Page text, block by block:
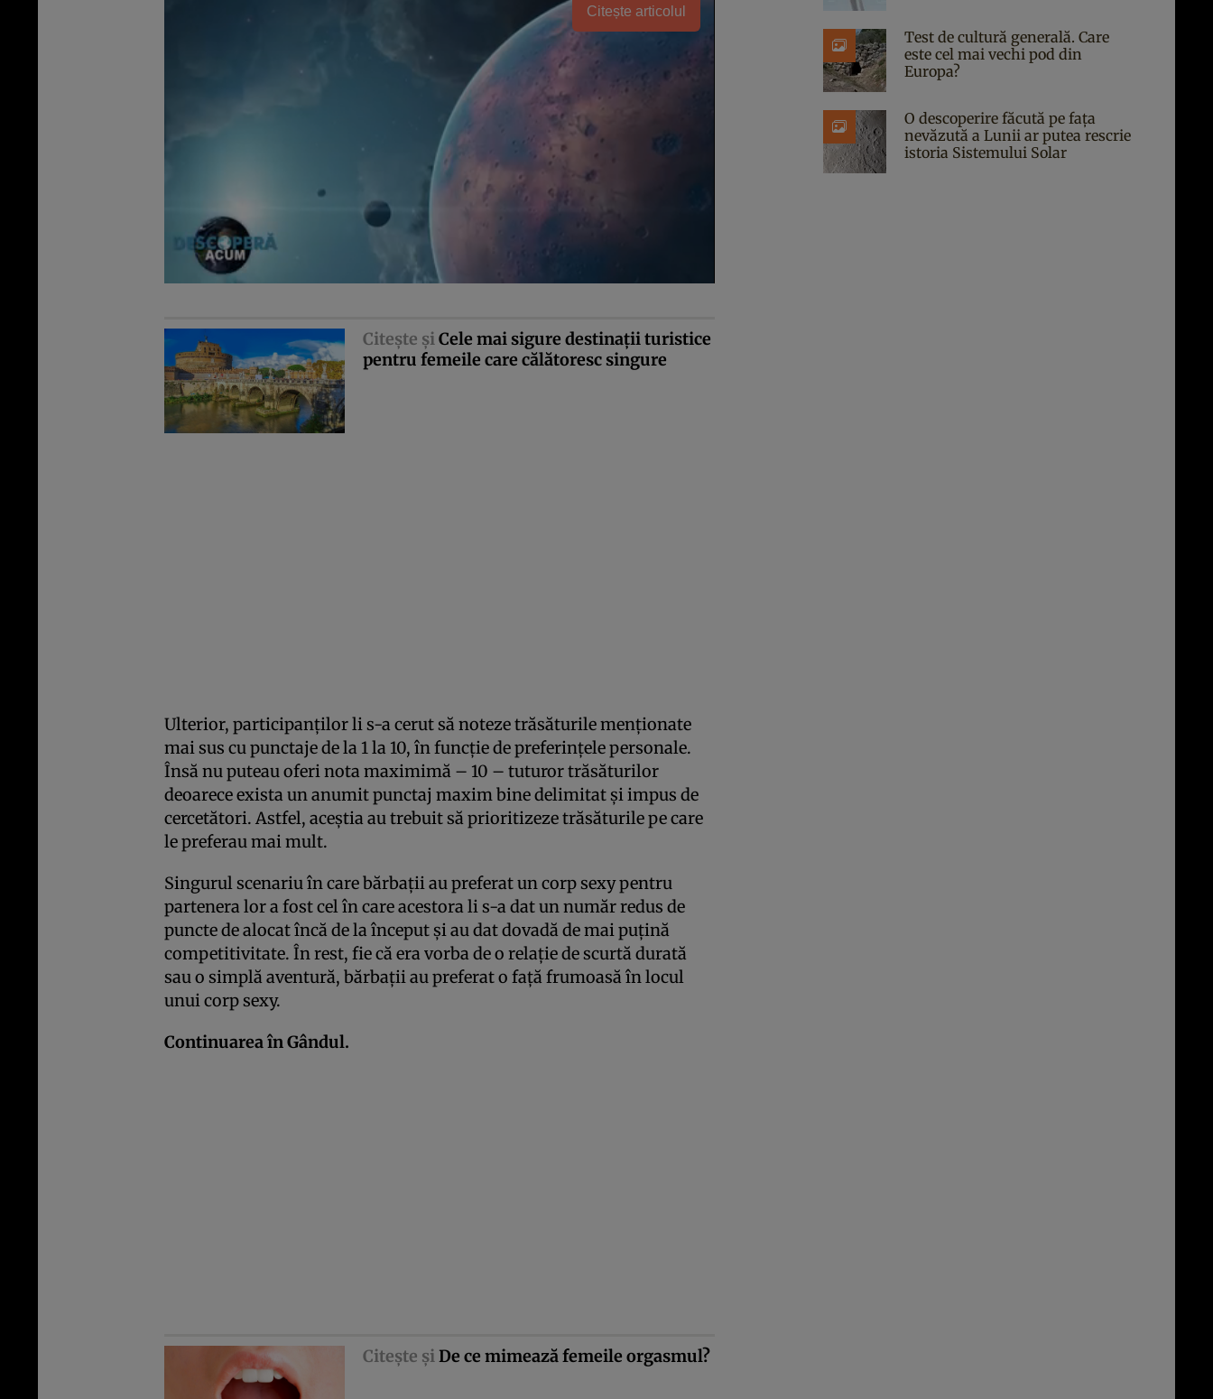
Citește articolul
Citeşte şiCele mai sigure destinaţii turistice
pentru femeile care călătoresc singure
Ulterior, participanţilor li s-a cerut să noteze trăsăturile menţionate
mai sus cu punctaje de la 1 la 10, în funcţie de preferinţele personale.
Însă nu puteau oferi nota maximimă – 10 – tuturor trăsăturilor
deoarece exista un anumit punctaj maxim bine delimitat şi impus de
cercetători. Astfel, aceştia au trebuit să prioritizeze trăsăturile pe care
le preferau mai mult.
Singurul scenariu în care bărbaţii au preferat un corp sexy pentru
partenera lor a fost cel în care acestora li s-a dat un număr redus de
puncte de alocat încă de la început şi au dat dovadă de mai puţină
competitivitate. În rest, fie că era vorba de o relaţie de scurtă durată
sau o simplă aventură, bărbaţii au preferat o faţă frumoasă în locul
unui corp sexy.
Continuarea înGândul.
Citeşte şiDe ce mimează femeile orgasmul?
Test de cultură generală. Care
este cel mai vechi pod din
Europa?
O descoperire făcută pe fața
nevăzută a Lunii ar putea rescrie
istoria Sistemului Solar